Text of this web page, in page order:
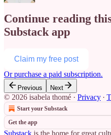
Continue reading
Substack app
Claim my free post
Or purchase a paid subscription.
Previous Next
© 2026 isabela thomé · Privacy ∙
Start your Substack
Get the app